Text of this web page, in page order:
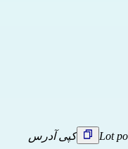
Lot کپی آدرس